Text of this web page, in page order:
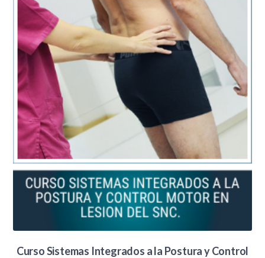
Curso Sistemas Integrados a la Postura y Control